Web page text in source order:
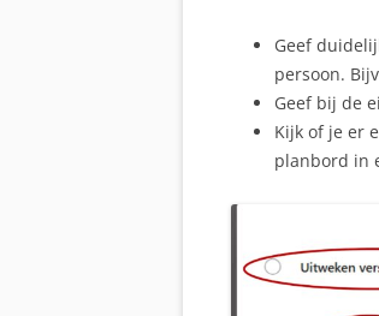
Geef
persoon.
Geef bij de
Kijk of je er
planbord in